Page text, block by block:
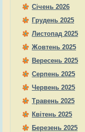
Січень 2026
Грудень 2025
Листопад 2025
Жовтень 2025
Вересень 2025
Серпень 2025
Червень 2025
Травень 2025
Квітень 2025
Березень 2025